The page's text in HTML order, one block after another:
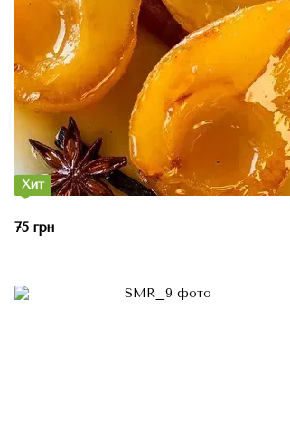
Хит
75 грн